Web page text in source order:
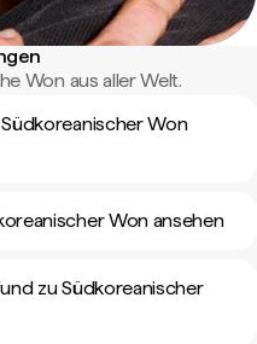
Won aus aller Welt.
Won
Won ansehen
zu Südkoreanischer